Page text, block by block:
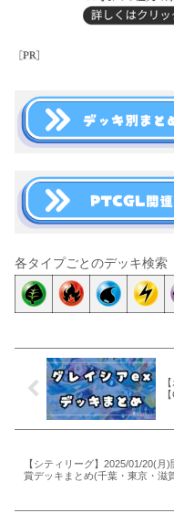
各タイプごとのデッキ検索
【シティリーグ】2025/01/20(月)
賞デッキまとめ(千葉・東京・滋